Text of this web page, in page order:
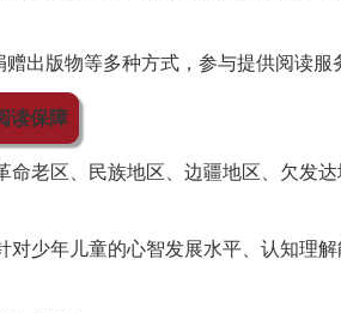
出版物等多种方式，参与提供阅读服
读保障
老区、民族地区、边疆地区、欠发
少年儿童的心智发展水平、认知理